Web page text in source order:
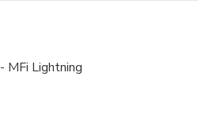
MFi Lightning